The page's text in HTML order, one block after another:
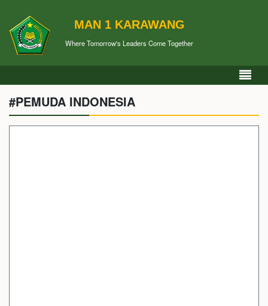
MAN 1 KARAWANG
Where Tomorrow's Leaders Come Together
#PEMUDA INDONESIA